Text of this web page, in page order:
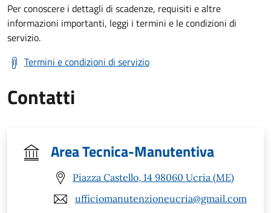
Per conoscere i dettagli di scadenze, requisiti e altre
informazioni importanti, leggi i termini e le condizioni di
servizio.
Termini e condizioni di servizio
Contatti
Area Tecnica-Manutentiva
Piazza Castello, 14 98060 Ucria (ME)
ufficiomanutenzioneucria@gmail.com